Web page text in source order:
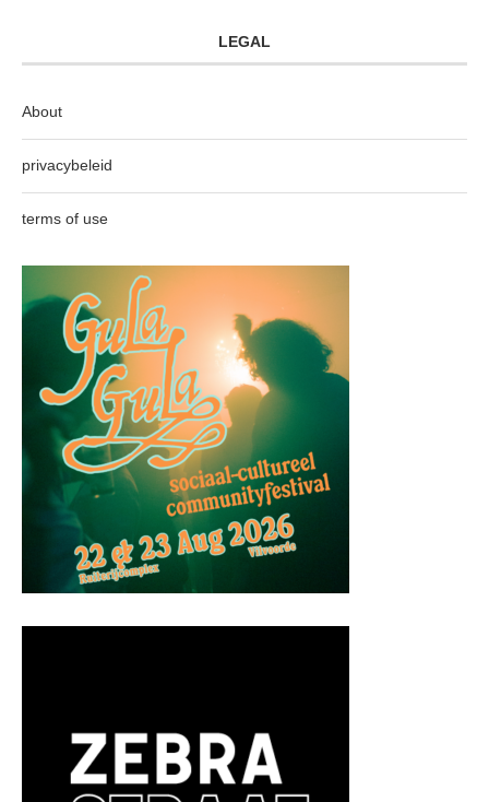
LEGAL
About
privacybeleid
terms of use